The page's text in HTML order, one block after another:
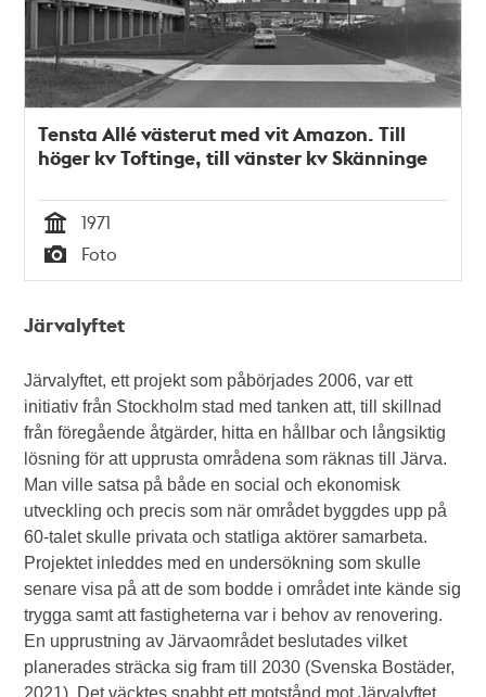
Tensta Allé västerut med vit Amazon. Till
höger kv Toftinge, till vänster kv Skänninge
Tid
1971
Typ
Foto
Järvalyftet
Järvalyftet, ett projekt som påbörjades 2006, var ett
initiativ från Stockholm stad med tanken att, till skillnad
från föregående åtgärder, hitta en hållbar och långsiktig
lösning för att upprusta områdena som räknas till Järva.
Man ville satsa på både en social och ekonomisk
utveckling och precis som när området byggdes upp på
60-talet skulle privata och statliga aktörer samarbeta.
Projektet inleddes med en undersökning som skulle
senare visa på att de som bodde i området inte kände sig
trygga samt att fastigheterna var i behov av renovering.
En upprustning av Järvaområdet beslutades vilket
planerades sträcka sig fram till 2030 (Svenska Bostäder,
2021). Det väcktes snabbt ett motstånd mot Järvalyftet